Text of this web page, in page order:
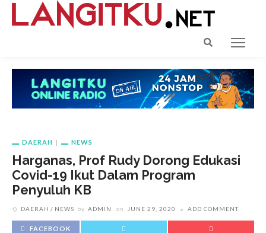
DAERAH NEWS
Harganas, Prof Rudy Dorong Edukasi
Covid-19 Ikut Dalam Program
Penyuluh KB
DAERAH NEWS by ADMIN on JUNE 29, 2020 ADD COMMENT
FACEBOOK